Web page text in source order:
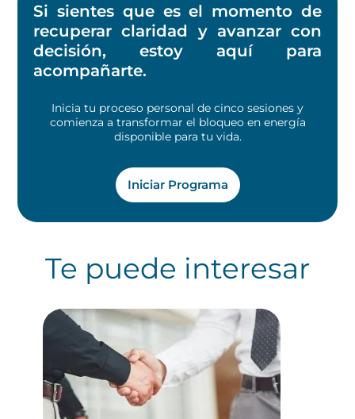
Si sientes que es el momento de
recuperar claridad y avanzar con
decisión, estoy aquí para
acompañarte.
Inicia tu proceso personal de cinco sesiones y
comienza a transformar el bloqueo en energía
disponible para tu vida.
Iniciar Programa
Te puede interesar